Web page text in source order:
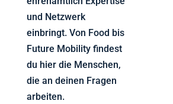
und Netzwerk
einbringt. Von Food bis
Future Mobility findest
du hier die Menschen,
die an deinen Fragen
arbeiten.